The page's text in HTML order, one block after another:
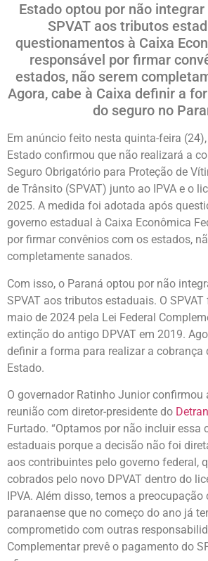
Estado optou por não
SPVAT aos tributos
questionamentos à Caixa
responsável por firmar
estados, não serem
Agora, cabe à Caixa definir a
do seguro no
Em anúncio feito nesta quinta-feira
Estado confirmou que não realizará a
Seguro Obrigatório para Proteção de
de Trânsito (SPVAT) junto ao IPVA e o
2025. A medida foi adotada após
governo estadual à Caixa Econômica
por firmar convênios com os estados,
completamente sanados.
Com isso, o Paraná optou por não
SPVAT aos tributos estaduais. O
maio de 2024 pela Lei Federal
extinção do antigo DPVAT em 2019.
definir a forma para realizar a cobrança
Estado.
O governador Ratinho Junior confirmou
reunião com diretor-presidente do
Furtado. “Optamos por não incluir essa
estaduais porque a decisão não foi
aos contribuintes pelo governo federal,
cobrados pelo novo DPVAT dentro do
IPVA. Além disso, temos a
paranaense que no começo do ano já
comprometido com outras
Complementar prevê o pagamento do